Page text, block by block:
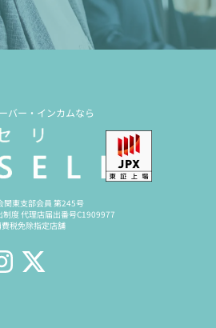
バー・インカムなら
関東支部会員 第245号
度 代理店届出番号C1909977
税免除指定店舗